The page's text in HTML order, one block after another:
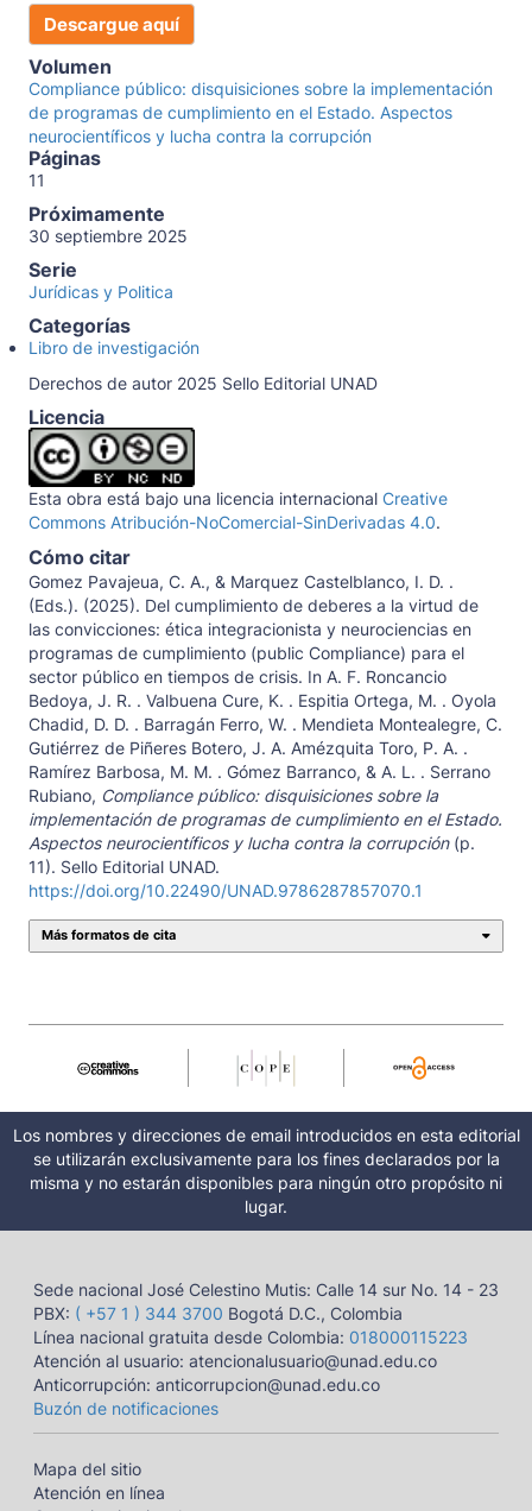
Descargue aquí
Volumen
Compliance público: disquisiciones sobre la implementación
de programas de cumplimiento en el Estado. Aspectos
neurocientíficos y lucha contra la corrupción
Páginas
11
Próximamente
30 septiembre 2025
Serie
Jurídicas y Politica
Categorías
Libro de investigación
Derechos de autor 2025 Sello Editorial UNAD
Licencia
Esta obra está bajo una licencia internacional Creative
Commons Atribución-NoComercial-SinDerivadas 4.0.
Cómo citar
Gomez Pavajeua, C. A., & Marquez Castelblanco, I. D. .
(Eds.). (2025). Del cumplimiento de deberes a la virtud de
las convicciones: ética integracionista y neurociencias en
programas de cumplimiento (public Compliance) para el
sector público en tiempos de crisis. In A. F. Roncancio
Bedoya, J. R. . Valbuena Cure, K. . Espitia Ortega, M. . Oyola
Chadid, D. D. . Barragán Ferro, W. . Mendieta Montealegre, C.
Gutiérrez de Piñeres Botero, J. A. Amézquita Toro, P. A. .
Ramírez Barbosa, M. M. . Gómez Barranco, & A. L. . Serrano
Rubiano, Compliance público: disquisiciones sobre la
implementación de programas de cumplimiento en el Estado.
Aspectos neurocientíficos y lucha contra la corrupción(p.
11). Sello Editorial UNAD.
https://doi.org/10.22490/UNAD.9786287857070.1
Más formatos de cita
Los nombres y direcciones de email introducidos en esta editorial
se utilizarán exclusivamente para los fines declarados por la
misma y no estarán disponibles para ningún otro propósito ni
lugar.
Sede nacional José Celestino Mutis: Calle 14 sur No. 14 - 23
PBX: ( +57 1 ) 344 3700 Bogotá D.C., Colombia
Línea nacional gratuita desde Colombia: 018000115223
Atención al usuario: atencionalusuario@unad.edu.co
Anticorrupción: anticorrupcion@unad.edu.co
Buzón de notificaciones
Mapa del sitio
Atención en línea